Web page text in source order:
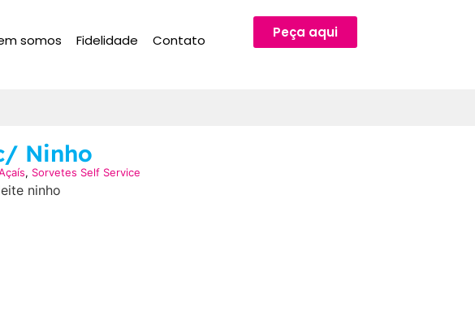
somos Fidelidade Contato Peça aqui
Ninho
, Sorvetes Self Service
ninho